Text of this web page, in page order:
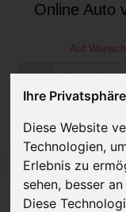
Ihre
Diese Website
Technologien,
Erlebnis zu
sehen, besser
Diese
Online Auto
Auf
JETZT
Kostenloses